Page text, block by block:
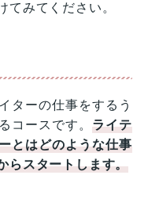
てみてください。
ターの仕事をするう
コースです。ライテ
とはどのような仕事
らスタートします。